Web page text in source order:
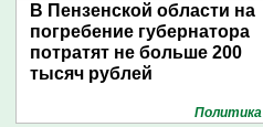
В Пензенской области на
погребение губернатора
потратят не больше 200
тысяч рублей
Политика